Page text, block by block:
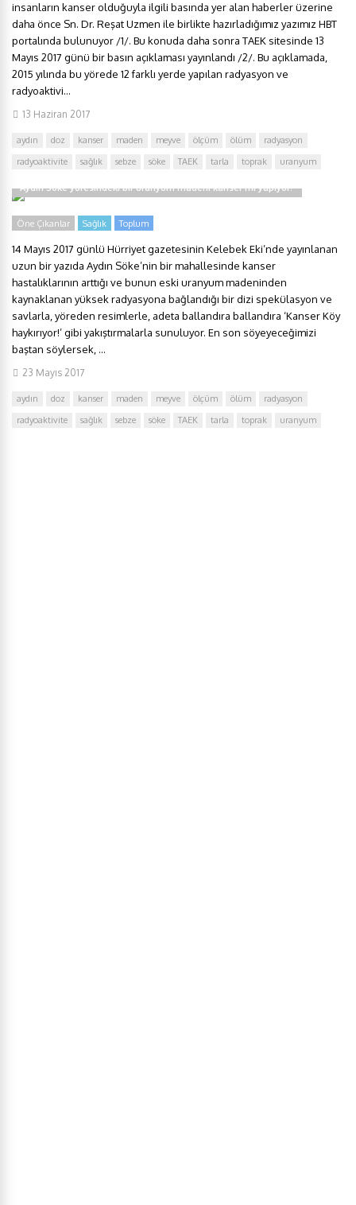
insanların kanser olduğuyla ilgili basında yer alan haberler üzerine
daha önce Sn. Dr. Reşat Uzmen ile birlikte hazırladığımız yazımız HBT
portalında bulunuyor /1/. Bu konuda daha sonra TAEK sitesinde 13
Mayıs 2017 günü bir basın açıklaması yayınlandı /2/. Bu açıklamada,
2015 yılında bu yörede 12 farklı yerde yapılan radyasyon ve
radyoaktivi...
13 Haziran 2017
aydın doz kanser maden meyve ölçüm ölüm
radyasyon
radyoaktivite
sağlık sebze söke TAEK tarla toprak uranyum
Aydın Söke yöresindeki bir uranyum madeni kanser mi yapıyor?
Öne Çıkanlar Sağlık Toplum
14 Mayıs 2017 günlü Hürriyet gazetesinin Kelebek Eki’nde yayınlanan
uzun bir yazıda Aydın Söke’nin bir mahallesinde kanser
hastalıklarının arttığı ve bunun eski uranyum madeninden
kaynaklanan yüksek radyasyona bağlandığı bir dizi spekülasyon ve
savlarla, yöreden resimlerle, adeta ballandıra ballandıra ‘Kanser Köy
haykırıyor!’ gibi yakıştırmalarla sunuluyor. En son söyeyeceğimizi
baştan söylersek, ...
23 Mayıs 2017
aydın doz kanser maden meyve ölçüm ölüm
radyasyon
radyoaktivite
sağlık sebze söke TAEK tarla toprak uranyum